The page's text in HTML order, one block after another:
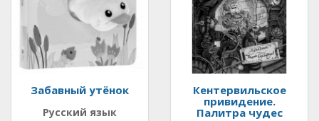
Забавный утёнок
Русский язык
Кентервильское
привидение.
Палитра чудес